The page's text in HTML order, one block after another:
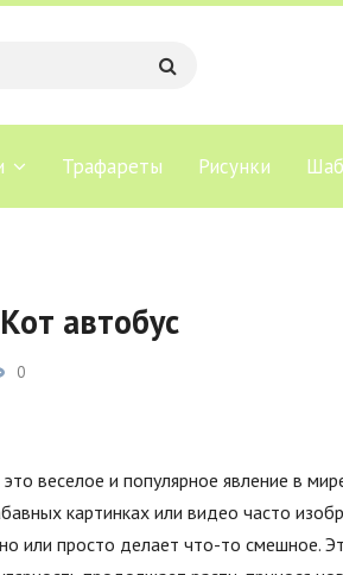
Трафареты Рисунки
автобус
0
веселое и популярное явление в
картинках или видео часто
или просто делает что-то смешное.